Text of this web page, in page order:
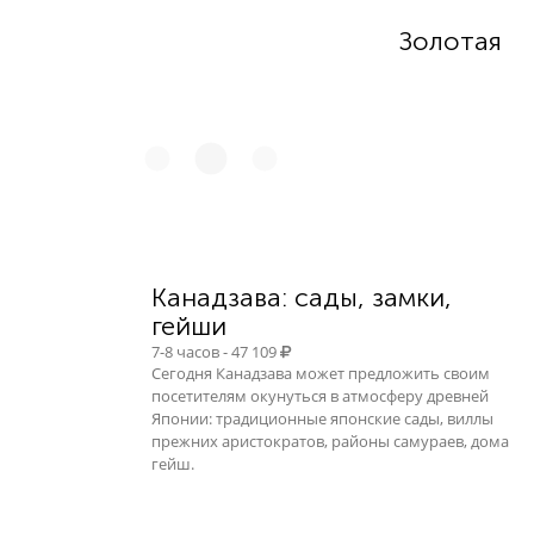
Золотая
Канадзава: сады, замки,
гейши
7-8 часов - 47 109
Сегодня Канадзава может предложить своим
посетителям окунуться в атмосферу древней
Японии: традиционные японские сады, виллы
прежних аристократов, районы самураев, дома
гейш.